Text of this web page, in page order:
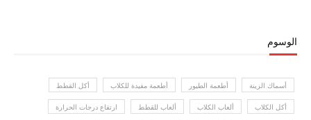
الوسوم
أسماك الزينة أطعمة الطيور أطعمة مفيدة للكلاب أكل القطط
أكل الكلاب ألعاب الكلاب ألعاب للقطط ارتفاع درجات الحرارة